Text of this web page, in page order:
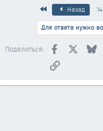
ПервыйНазад
Для ответа нужно
Поделиться: Facebook
Ссылка